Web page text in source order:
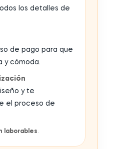
los detalles de
de pago para que
y cómoda.
y te
el proceso de
laborables.